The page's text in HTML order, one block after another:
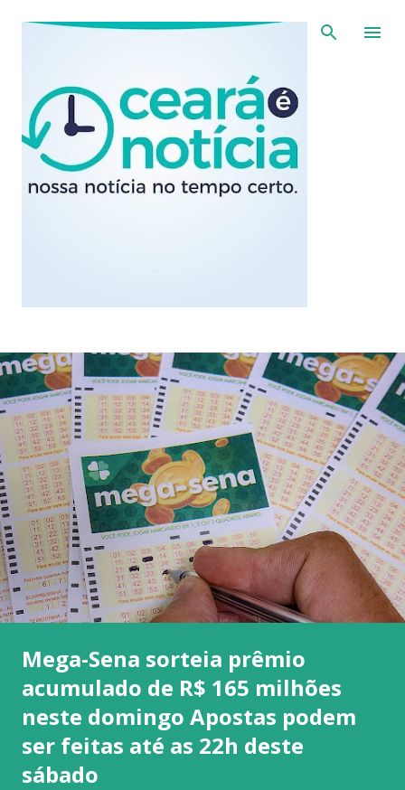
Pular para o conteúdo principal
Mega-Sena sorteia prêmio
acumulado de R$ 165 milhões
neste domingo Apostas podem
ser feitas até as 22h deste
sábado